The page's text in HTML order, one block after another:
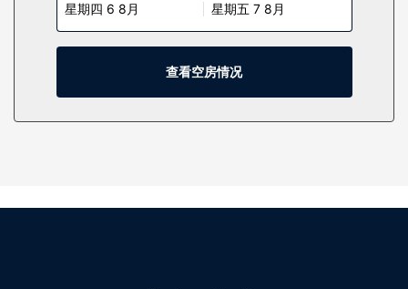
物业设施
您可到花园欣赏美景。
星期四 6 8月 星期五 7 8月
查看空房情况